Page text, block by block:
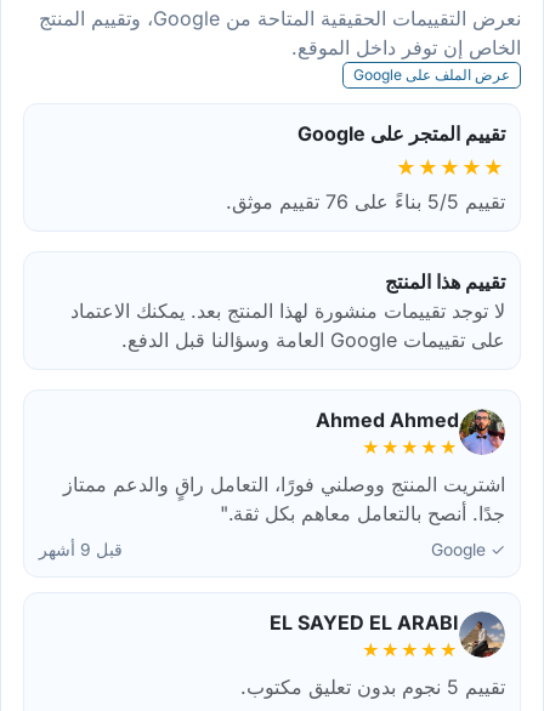
نعرض التقييمات الحقيقية المتاحة من Google، وتقييم المنتج
الخاص إن توفر داخل الموقع.
عرض الملف على Google
تقييم المتجر على Google
★★★★★
تقييم 5/5 بناءً على 76 تقييم موثق.
تقييم هذا المنتج
لا توجد تقييمات منشورة لهذا المنتج بعد. يمكنك الاعتماد
على تقييمات Google العامة وسؤالنا قبل الدفع.
Ahmed Ahmed
★★★★★
اشتريت المنتج ووصلني فورًا، التعامل راقٍ والدعم ممتاز
جدًا. أنصح بالتعامل معاهم بكل ثقة."
✓ Google قبل 9 أشهر
EL SAYED EL ARABI
★★★★★
تقييم 5 نجوم بدون تعليق مكتوب.